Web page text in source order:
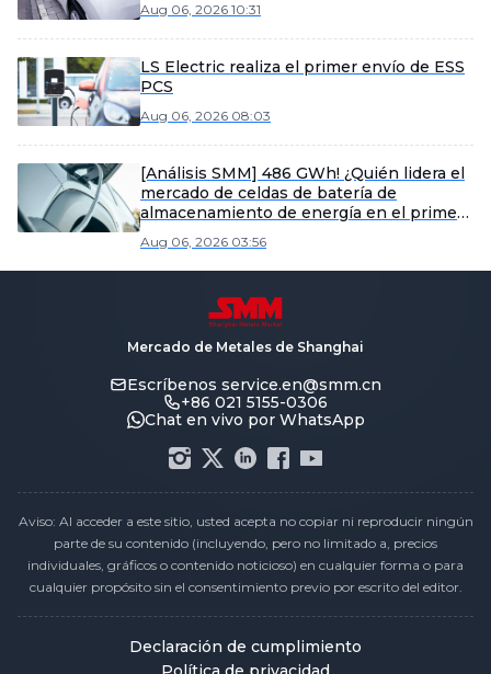
Aug 06, 2026 10:31
LS Electric realiza el primer envío de ESS
PCS
Aug 06, 2026 08:03
[Análisis SMM] 486 GWh! ¿Quién lidera el
mercado de celdas de batería de
almacenamiento de energía en el primer
Aug 06, 2026 03:56
Mercado de Metales de Shanghai
Escríbenos service.en@smm.cn
+86 021 5155-0306
Chat en vivo por WhatsApp
Aviso: Al acceder a este sitio, usted acepta no copiar ni reproducir ningún
parte de su contenido (incluyendo, pero no limitado a, precios
individuales, gráficos o contenido noticioso) en cualquier forma o para
cualquier propósito sin el consentimiento previo por escrito del editor.
Declaración de cumplimiento